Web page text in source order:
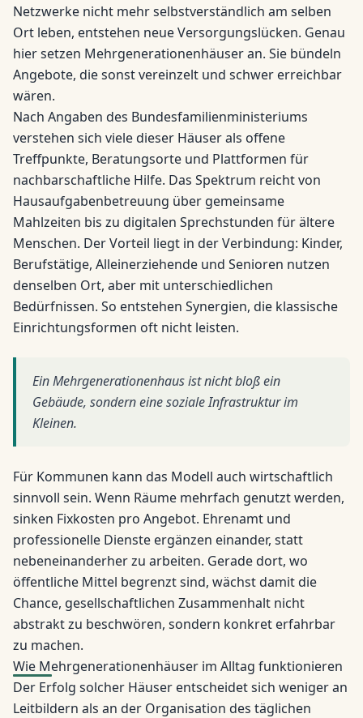
Netzwerke nicht mehr selbstverständlich am selben
Ort leben, entstehen neue Versorgungslücken. Genau
hier setzen Mehrgenerationenhäuser an. Sie bündeln
Angebote, die sonst vereinzelt und schwer erreichbar
wären.
Nach Angaben des Bundesfamilienministeriums
verstehen sich viele dieser Häuser als offene
Treffpunkte, Beratungsorte und Plattformen für
nachbarschaftliche Hilfe. Das Spektrum reicht von
Hausaufgabenbetreuung über gemeinsame
Mahlzeiten bis zu digitalen Sprechstunden für ältere
Menschen. Der Vorteil liegt in der Verbindung: Kinder,
Berufstätige, Alleinerziehende und Senioren nutzen
denselben Ort, aber mit unterschiedlichen
Bedürfnissen. So entstehen Synergien, die klassische
Einrichtungsformen oft nicht leisten.
Ein Mehrgenerationenhaus ist nicht bloß ein
Gebäude, sondern eine soziale Infrastruktur im
Kleinen.
Für Kommunen kann das Modell auch wirtschaftlich
sinnvoll sein. Wenn Räume mehrfach genutzt werden,
sinken Fixkosten pro Angebot. Ehrenamt und
professionelle Dienste ergänzen einander, statt
nebeneinanderher zu arbeiten. Gerade dort, wo
öffentliche Mittel begrenzt sind, wächst damit die
Chance, gesellschaftlichen Zusammenhalt nicht
abstrakt zu beschwören, sondern konkret erfahrbar
zu machen.
Wie Mehrgenerationenhäuser im Alltag funktionieren
Der Erfolg solcher Häuser entscheidet sich weniger an
Leitbildern als an der Organisation des täglichen